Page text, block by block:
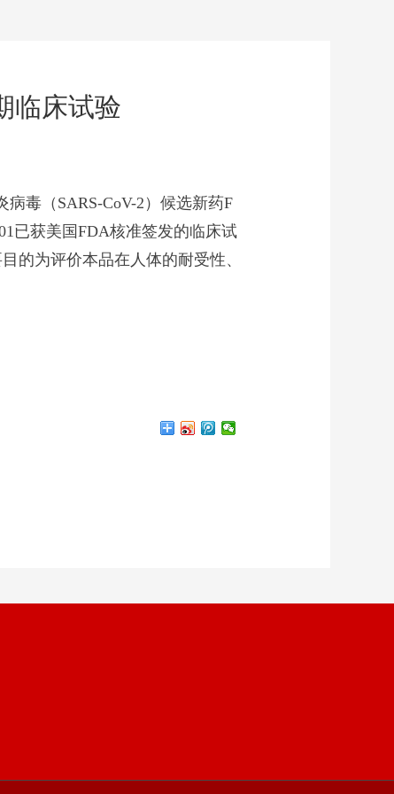
临床试验
毒（SARS-CoV-2）候选新药F
已获美国FDA核准签发的临床试
的为评价本品在人体的耐受性、